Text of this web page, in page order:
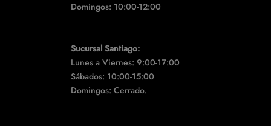
Domingos: 10:00-12:00
Sucursal Santiago:
Lunes a Viernes: 9:00-17:00
Sábados: 10:00-15:00
Domingos: Cerrado.